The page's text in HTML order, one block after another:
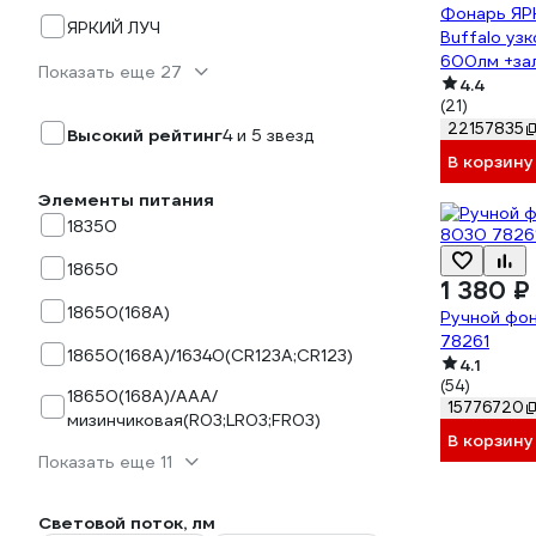
ЯРКИЙ ЛУЧ
Показать еще 27
Высокий рейтинг4 и 5 звезд
Элементы питания
18350
18650
18650(168A)
18650(168A)/16340(CR123A;CR123)
18650(168A)/AAA/
мизинчиковая(R03;LR03;FR03)
Показать еще 11
Световой поток, лм
Фонарь
Buffalo
600лм
powerbank,
8000mAh
4.4
(21)
22157835
В корзину
1 380 ₽
Ручной
78261
4.1
(54)
15776720
В корзину